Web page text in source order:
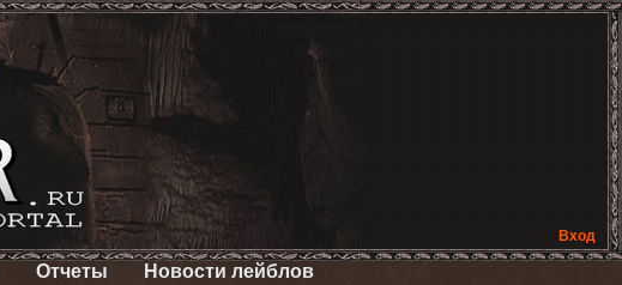
Вход
Отчеты Новости лейблов